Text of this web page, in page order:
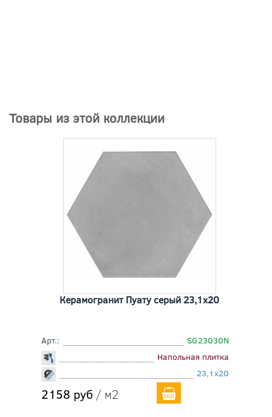
Товары из этой коллекции
Керамогранит Пуату серый 23,1x20
Арт.:
SG23030N
Напольная плитка
23,1x20
2158 руб / м2